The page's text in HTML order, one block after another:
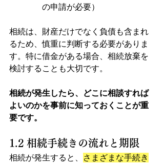
の申請が必要）
相続は、財産だけでなく負債も含まれ
るため、慎重に判断する必要がありま
す。特に借金がある場合、相続放棄を
検討することも大切です。
相続が発生したら、どこに相談すれば
よいのかを事前に知っておくことが重
要です。
1.2 相続手続きの流れと期限
相続が発生すると、
さまざまな手続き